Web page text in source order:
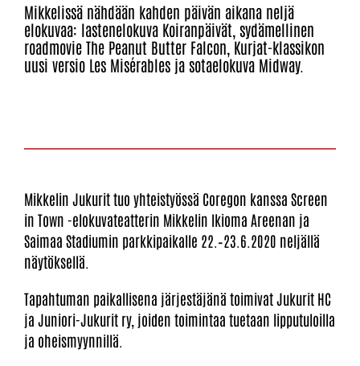
Mikkelissä nähdään kahden päivän aikana neljä
elokuvaa: lastenelokuva Koiranpäivät, sydämellinen
roadmovie The Peanut Butter Falcon, Kurjat-klassikon
uusi versio Les Misérables ja sotaelokuva Midway.
Mikkelin Jukurit tuo yhteistyössä Coregon kanssa Screen
in Town -elokuvateatterin Mikkelin Ikioma Areenan ja
Saimaa Stadiumin parkkipaikalle 22.–23.6.2020 neljällä
näytöksellä.
Tapahtuman paikallisena järjestäjänä toimivat Jukurit HC
ja Juniori-Jukurit ry, joiden toimintaa tuetaan lipputuloilla
ja oheismyynnillä.